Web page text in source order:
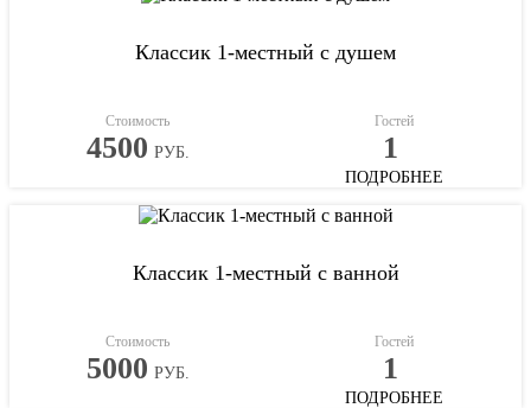
Классик 1-местный с душем
Стоимость
4500 РУБ.
Гостей
1
ПОДРОБНЕЕ
Классик 1-местный с ванной
Стоимость
5000 РУБ.
Гостей
1
ПОДРОБНЕЕ